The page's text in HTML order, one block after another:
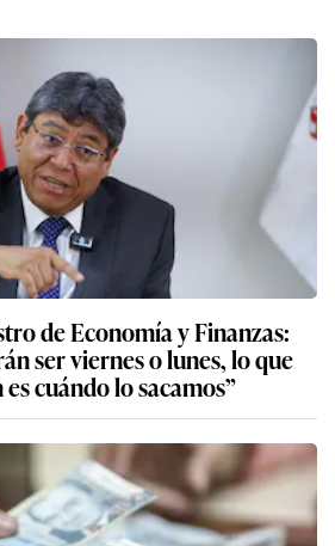
de Economía y Finanzas:
ser viernes o lunes, lo que
cuándo lo sacamos”